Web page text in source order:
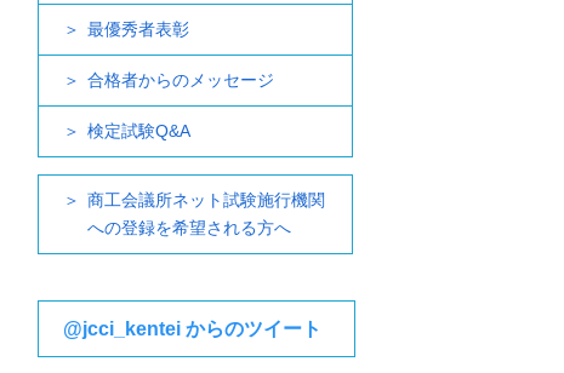
最優秀者表彰
合格者からのメッセージ
検定試験Q&A
商工会議所ネット試験施行機関
への登録を希望される方へ
@jcci_kentei からのツイート